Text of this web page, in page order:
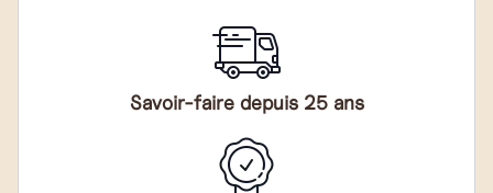
Savoir-faire depuis 25 ans